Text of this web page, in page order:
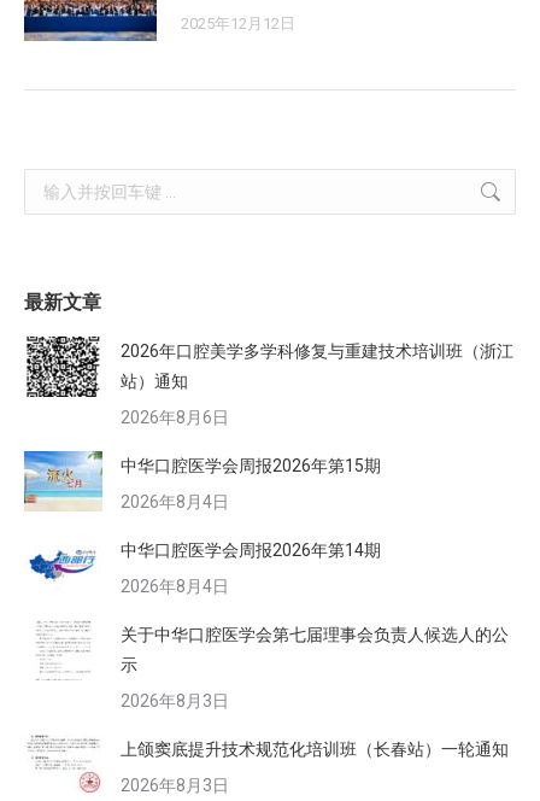
2025年12月12日
Search:
最新文章
2026年口腔美学多学科修复与重建技术培训班（浙江
站）通知
2026年8月6日
中华口腔医学会周报2026年第15期
2026年8月4日
中华口腔医学会周报2026年第14期
2026年8月4日
关于中华口腔医学会第七届理事会负责人候选人的公
示
2026年8月3日
上颌窦底提升技术规范化培训班（长春站）一轮通知
2026年8月3日